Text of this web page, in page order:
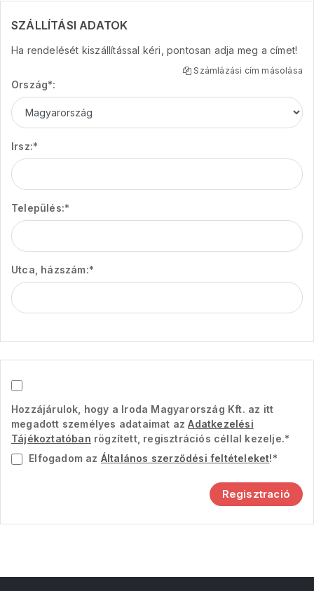
SZÁLLÍTÁSI ADATOK
Ha rendelését kiszállítással kéri, pontosan adja meg a címet!
Számlázási cím másolása
Ország*:
Irsz:*
Település:*
Utca, házszám:*
Hozzájárulok, hogy a Iroda Magyarország Kft. az itt
megadott személyes adataimat azAdatkezelési
Tájékoztatóban rögzített, regisztrációs céllal kezelje.*
Elfogadom az Általános szerződési feltételeket!*
Regisztració